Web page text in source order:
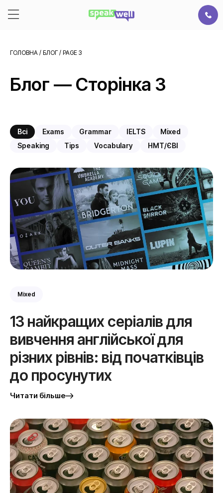
ГОЛОВНА / БЛОГ/ PAGE 3
Блог — Сторінка 3
Всі Exams Grammar IELTS
Mixed
Speaking
Tips Vocabulary НМТ/ЄВІ
Mixed
13 найкращих серіалів для
вивчення англійської для
різних рівнів: від початківців
до просунутих
Читати більше